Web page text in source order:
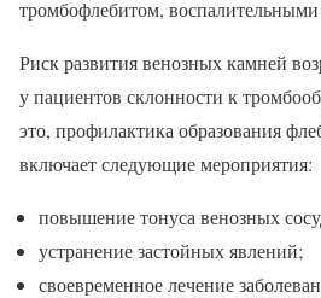
тромбофлебитом,
Риск развития венозных камней
у пациентов склонности к
это, профилактика образования
включает следующие мероприятия:
повышение тонуса венозных
устранение застойных явлений;
своевременное лечение